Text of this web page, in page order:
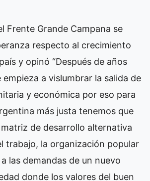
Frente Grande Campana se
respecto al crecimiento
y opinó “Después de años
empieza a vislumbrar la salida de
y económica por eso para
más justa tenemos que
de desarrollo alternativa
trabajo, la organización popular
las demandas de un nuevo
donde los valores del buen